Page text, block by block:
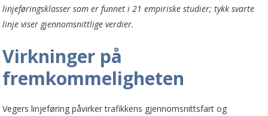
linjeføringsklasser som er funnet i 21 empiriske studier; tykk svarte
linje viser gjennomsnittlige verdier.
Virkninger på
fremkommeligheten
Vegers linjeføring påvirker trafikkens gjennomsnittsfart og